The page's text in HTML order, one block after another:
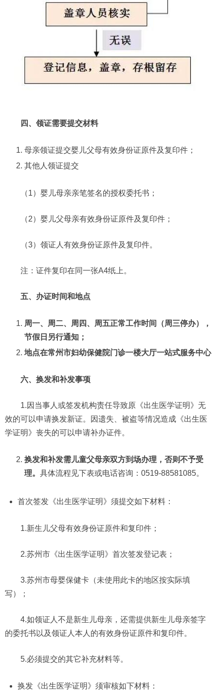
四、领证需要提交材料
母亲领证提交婴儿父母有效身份证原件及复印件；
其他人领证提交
（1）婴儿母亲亲笔签名的授权委托书；
（2）婴儿父母亲有效身份证原件及复印件；
（3）领证人有效身份证原件及复印件。
注：证件复印在同一张A4纸上。
五、办证时间和地点
周一、周二、周四、周五正常工作时间（周三停办），
节假日另行通知；
地点在常州市妇幼保健院门诊一楼大厅一站式服务中心
六、换发和补发事项
1.因当事人或签发机构责任导致原《出生医学证明》无
效的可以申请换发新证。因遗失、被盗等情况造成《出生医
学证明》丧失的可以申请补办证件。
换发和补发需儿童父母亲双方到场办理，否则不予受
理。 具体流程见下表或电话咨询：0519-88581085。
首次签发《出生医学证明》须提交如下材料：
1.新生儿父母有效身份证原件和复印件；
2.苏州市《出生医学证明》首次签发登记表；
3.苏州市母婴保健卡（未使用此卡的地区按实际填
写）；
4.如领证人不是新生儿母亲，还需提供新生儿母亲签字
的委托书以及领证人本人的有效身份证原件和复印件。
5.必须提交的其它补充材料等。
换发《出生医学证明》须审核如下材料：